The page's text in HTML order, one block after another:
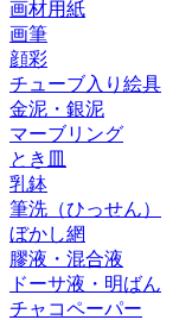
画材用紙
画筆
顔彩
チューブ入り絵具
金泥・銀泥
マーブリング
とき皿
乳鉢
筆洗（ひっせん）
ぼかし網
膠液・混合液
ドーサ液・明ばん
チャコペーパー